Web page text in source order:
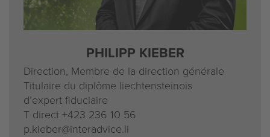
PHILIPP KIEBER
Direction, Membre de la direction générale
Titulaire du diplôme liechtensteinois
d’expert fiduciaire
T direct +423 236 10 56
p.kieber@interadvice.li